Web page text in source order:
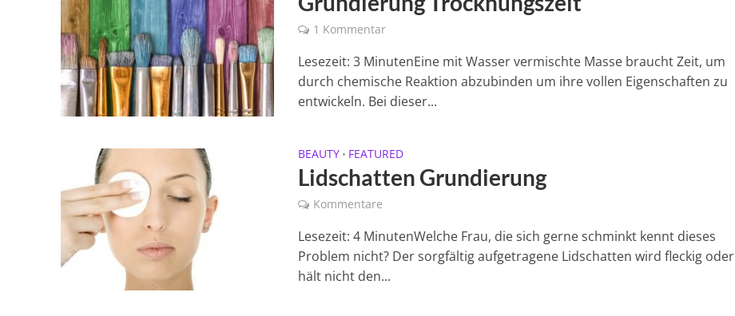
1 Kommentar
Lesezeit: 3 MinutenEine mit Wasser vermischte Masse braucht Zeit, um
durch chemische Reaktion abzubinden um ihre vollen Eigenschaften zu
entwickeln. Bei dieser...
BEAUTY • FEATURED
Lidschatten Grundierung
Kommentare
Lesezeit: 4 MinutenWelche Frau, die sich gerne schminkt kennt dieses
Problem nicht? Der sorgfältig aufgetragene Lidschatten wird fleckig oder
hält nicht den...